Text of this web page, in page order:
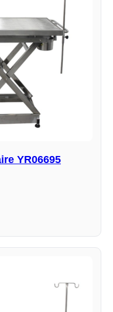
YR06695